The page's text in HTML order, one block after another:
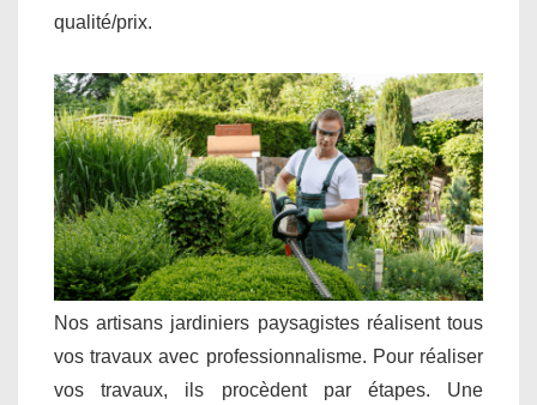
qualité/prix.
Nos artisans jardiniers paysagistes réalisent tous
vos travaux avec professionnalisme. Pour réaliser
vos travaux, ils procèdent par étapes. Une